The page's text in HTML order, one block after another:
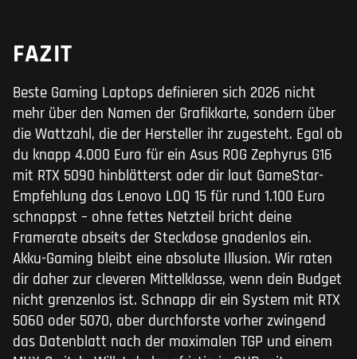
FAZIT
Beste Gaming Laptops definieren sich 2026 nicht
mehr über den Namen der Grafikkarte, sondern über
die Wattzahl, die der Hersteller ihr zugesteht. Egal ob
du knapp 4.000 Euro für ein Asus ROG Zephyrus G16
mit RTX 5090 hinblätterst oder dir laut GameStar-
Empfehlung das Lenovo LOQ 15 für rund 1.100 Euro
schnappst – ohne fettes Netzteil bricht deine
Framerate abseits der Steckdose gnadenlos ein.
Akku-Gaming bleibt eine absolute Illusion. Wir raten
dir daher zur cleveren Mittelklasse, wenn dein Budget
nicht grenzenlos ist. Schnapp dir ein System mit RTX
5060 oder 5070, aber durchforste vorher zwingend
das Datenblatt nach der maximalen TGP und einem